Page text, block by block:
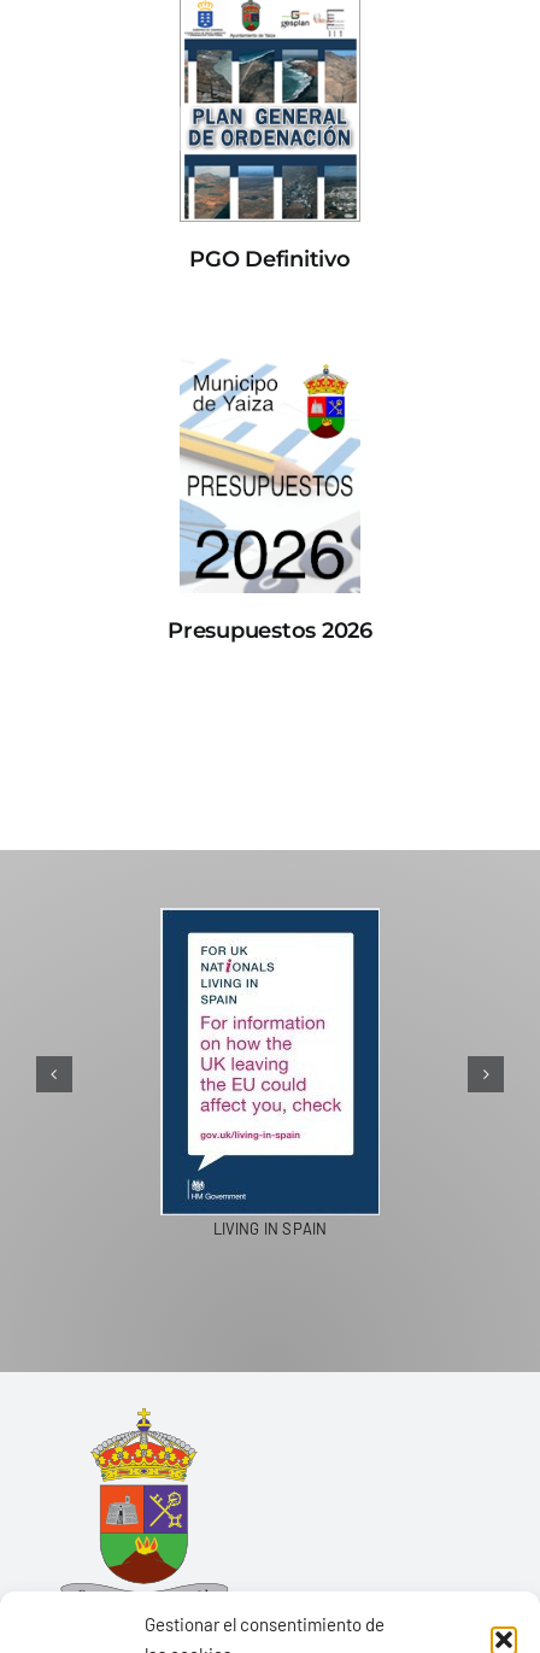
Gestionar el consentimiento de
PGO Definitivo
Presupuestos 2026
LIVING IN SPAIN